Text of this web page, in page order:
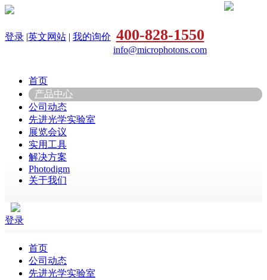
登录 |英文网站 | 我的询价 400-828-1550
info@microphotons.com
首页
产品中心
公司动态
先进光学实验室
展览会议
实用工具
解决方案
Photodigm
关于我们
登录
首页
公司动态
先进光学实验室